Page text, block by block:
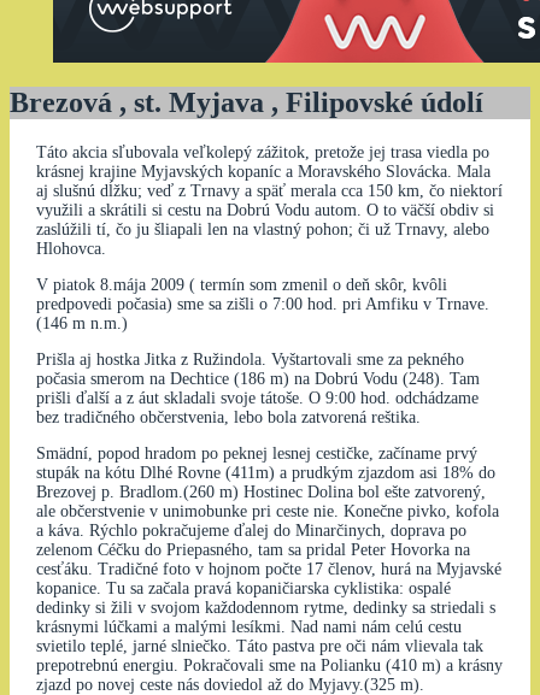
Brezová , st. Myjava , Filipovské údolí
Táto akcia sľubovala veľkolepý zážitok, pretože jej trasa viedla po
krásnej krajine Myjavských kopaníc a Moravského Slovácka. Mala
aj slušnú dĺžku; veď z Trnavy a späť merala cca 150 km, čo niektorí
využili a skrátili si cestu na Dobrú Vodu autom. O to väčší obdiv si
zaslúžili tí, čo ju šliapali len na vlastný pohon; či už Trnavy, alebo
Hlohovca.
V piatok 8.mája 2009 ( termín som zmenil o deň skôr, kvôli
predpovedi počasia) sme sa zišli o 7:00 hod. pri Amfiku v Trnave.
(146 m n.m.)
Prišla aj hostka Jitka z Ružindola. Vyštartovali sme za pekného
počasia smerom na Dechtice (186 m) na Dobrú Vodu (248). Tam
prišli ďalší a z áut skladali svoje tátoše. O 9:00 hod. odchádzame
bez tradičného občerstvenia, lebo bola zatvorená reštika.
Smädní, popod hradom po peknej lesnej cestičke, začíname prvý
stupák na kótu Dlhé Rovne (411m) a prudkým zjazdom asi 18% do
Brezovej p. Bradlom.(260 m) Hostinec Dolina bol ešte zatvorený,
ale občerstvenie v unimobunke pri ceste nie. Konečne pivko, kofola
a káva. Rýchlo pokračujeme ďalej do Minarčinych, doprava po
zelenom Céčku do Priepasného, tam sa pridal Peter Hovorka na
cesťáku. Tradičné foto v hojnom počte 17 členov, hurá na Myjavské
kopanice. Tu sa začala pravá kopaničiarska cyklistika: ospalé
dedinky si žili v svojom každodennom rytme, dedinky sa striedali s
krásnymi lúčkami a malými lesíkmi. Nad nami nám celú cestu
svietilo teplé, jarné slniečko. Táto pastva pre oči nám vlievala tak
prepotrebnú energiu. Pokračovali sme na Polianku (410 m) a krásny
zjazd po novej ceste nás doviedol až do Myjavy.(325 m).